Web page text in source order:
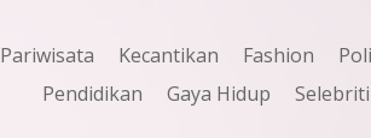
Pariwisata Kecantikan Fashion
Pendidikan
Gaya Hidup Selebriti